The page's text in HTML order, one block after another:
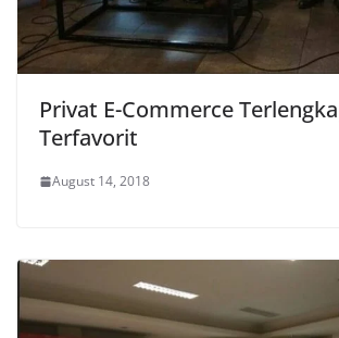
Privat E-Commerce
Terfavorit
August 14, 2018